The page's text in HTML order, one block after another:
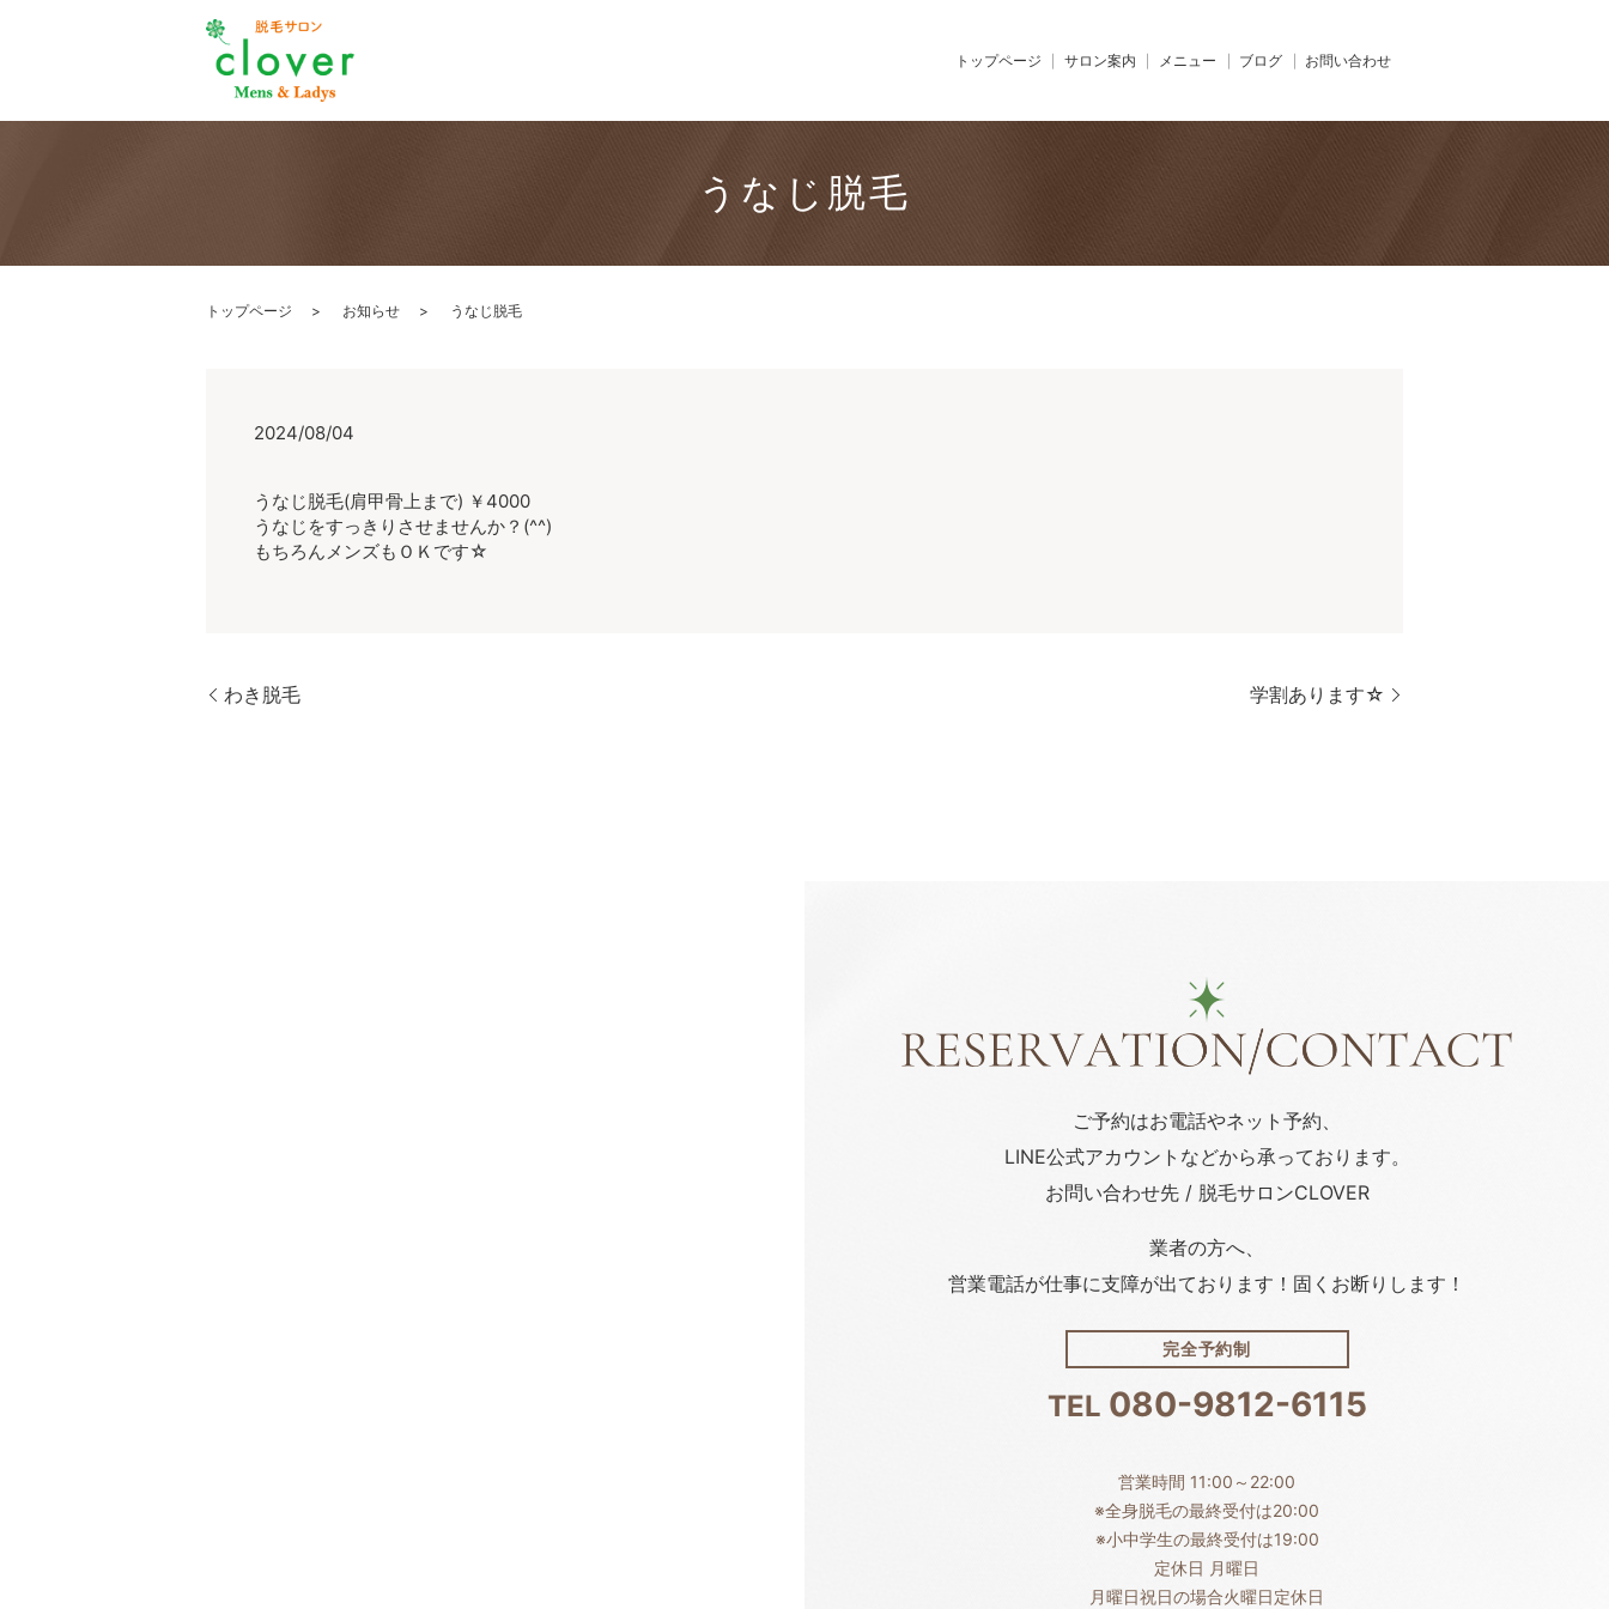
トップページ サロン案内 メニュー ブログ お問い合わせ
うなじ脱毛
トップページ お知らせ うなじ脱毛
2024/08/04
うなじ脱毛(肩甲骨上まで) ￥4000
うなじをすっきりさせませんか？(^^)
もちろんメンズもＯＫです☆
わき脱毛 学割あります☆
ご予約はお電話やネット予約、
LINE公式アカウント などから承っております。
お問い合わせ先 / 脱毛サロンCLOVER
業者の方へ、
営業電話が仕事に支障が出ております！固くお断りします！
完全予約制
TEL 080-9812-6115
営業時間 11:00～22:00
※全身脱毛の最終受付は20:00
※小中学生の最終受付は19:00
定休日 月曜日
月曜日祝日の場合火曜日定休日